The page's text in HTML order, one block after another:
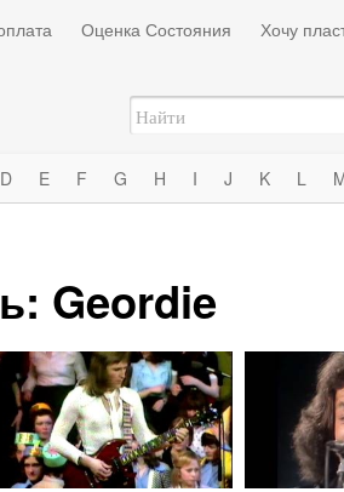
Оценка Состояния Хочу
D E F G H I J K L
Geordie